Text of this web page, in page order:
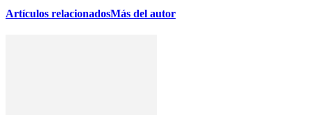
Artículos relacionadosMás del autor